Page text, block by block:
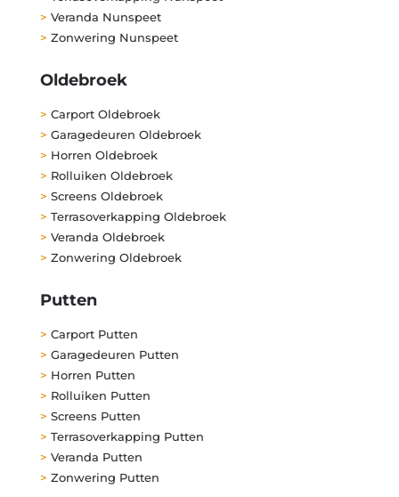
> Veranda Nunspeet
> Zonwering Nunspeet
Oldebroek
> Carport Oldebroek
> Garagedeuren Oldebroek
> Horren Oldebroek
> Rolluiken Oldebroek
> Screens Oldebroek
> Terrasoverkapping Oldebroek
> Veranda Oldebroek
> Zonwering Oldebroek
Putten
> Carport Putten
> Garagedeuren Putten
> Horren Putten
> Rolluiken Putten
> Screens Putten
> Terrasoverkapping Putten
> Veranda Putten
> Zonwering Putten